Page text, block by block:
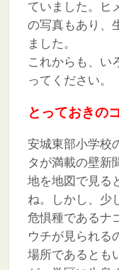
ていました。ヒ
の写真もあり、
ました。
これからも、い
ってください。
とっておきの
安城東部小学校
タが満載の壁新
地を地図で見る
ね。しかし、少
危惧種であるナ
ウチが見られる
場所であるとも